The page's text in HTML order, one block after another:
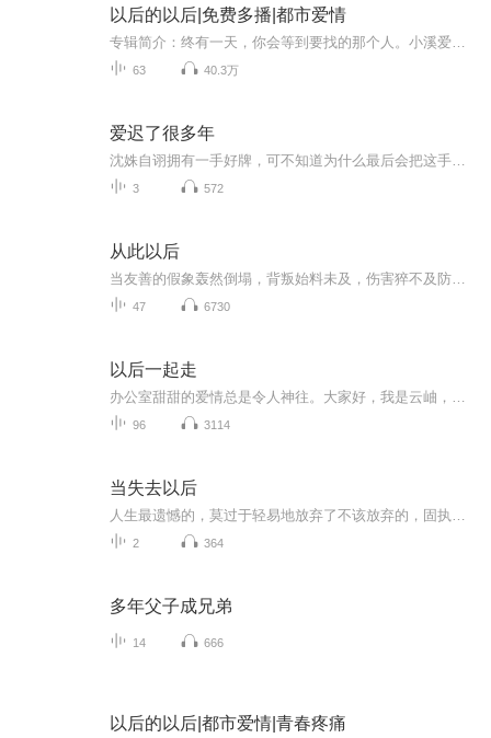
以后的以后|免费多播|都市爱情
63 40.3万
爱迟了很多年
3 572
从此以后
47 6730
以后一起走
96 3114
当失去以后
2 364
多年父子成兄弟
14 666
以后的以后|都市爱情|青春疼痛